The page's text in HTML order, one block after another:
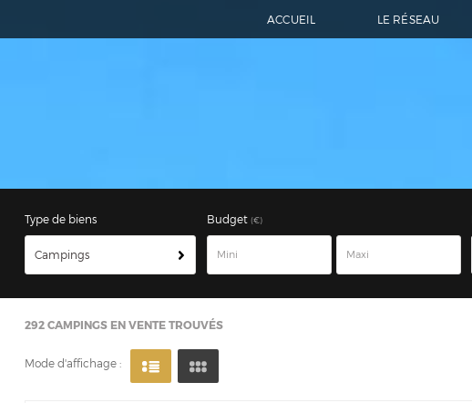
ACCUEIL LE RÉSEAU
Type de biens
Campings
Budget (€)
292 CAMPINGS EN VENTE TROUVÉS
Mode d'affichage :